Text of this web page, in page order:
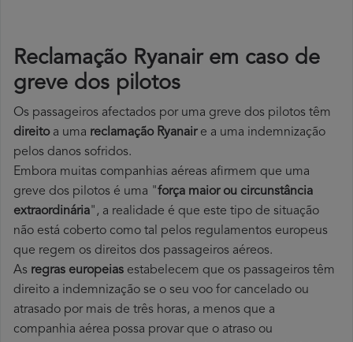
Reclamação Ryanair em caso de
greve dos pilotos
Os passageiros afectados por uma greve dos pilotos têm
direitoa uma reclamação Ryanaire a uma indemnização
pelos danos sofridos.
Embora muitas companhias aéreas afirmem que uma
greve dos pilotos é uma "força maior ou circunstância
extraordinária", a realidade é que este tipo de situação
não está coberto como tal pelos regulamentos europeus
que regem os direitos dos passageiros aéreos.
As regras europeias estabelecem que os passageiros têm
direito a indemnização se o seu voo for cancelado ou
atrasado por mais de três horas, a menos que a
companhia aérea possa provar que o atraso ou